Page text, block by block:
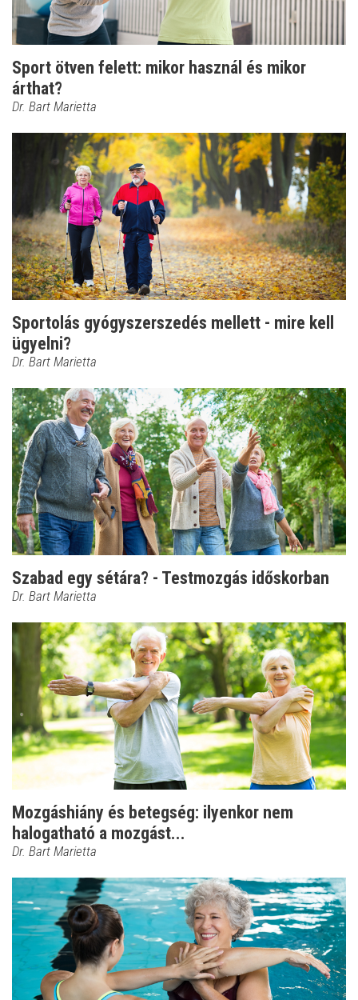
Sport ötven felett: mikor használ és mikor
árthat?
Dr. Bart Marietta
Sportolás gyógyszerszedés mellett - mire kell
ügyelni?
Dr. Bart Marietta
Szabad egy sétára? - Testmozgás időskorban
Dr. Bart Marietta
Mozgáshiány és betegség: ilyenkor nem
halogatható a mozgást...
Dr. Bart Marietta